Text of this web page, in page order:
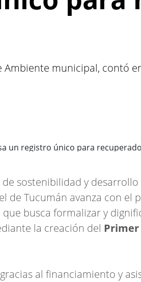
Ambiente municipal, contó
sostenibilidad y desarrollo
de Tucumán avanza con el
que busca formalizar y
la creación del Primer
al financiamiento y